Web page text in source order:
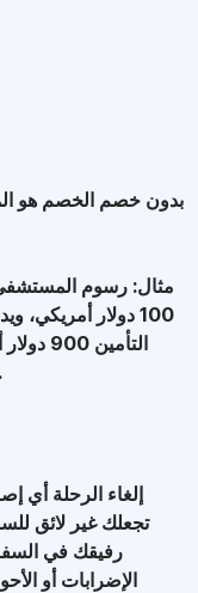
بدون خصم الخصم هو
وشركة التأمين وفقاً لشروط خطة التعرفة.
إلغاء الرحلة أي
تجعلك غير لائق
رفيقك في
الإضرابات أو